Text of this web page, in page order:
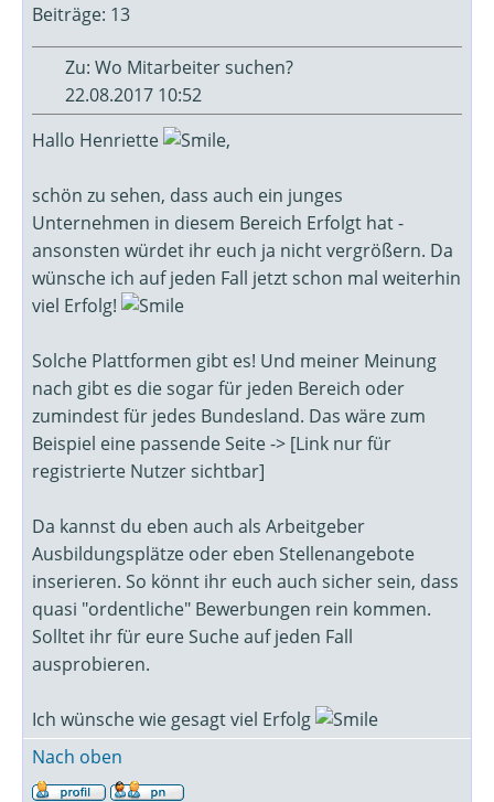
Beiträge: 13
Zu: Wo Mitarbeiter suchen?
22.08.2017 10:52
Hallo Henriette
,
schön zu sehen, dass auch ein junges
Unternehmen in diesem Bereich Erfolgt hat -
ansonsten würdet ihr euch ja nicht vergrößern. Da
wünsche ich auf jeden Fall jetzt schon mal weiterhin
viel Erfolg!
Solche Plattformen gibt es! Und meiner Meinung
nach gibt es die sogar für jeden Bereich oder
zumindest für jedes Bundesland. Das wäre zum
Beispiel eine passende Seite -> [Link nur für
registrierte Nutzer sichtbar]
Da kannst du eben auch als Arbeitgeber
Ausbildungsplätze oder eben Stellenangebote
inserieren. So könnt ihr euch auch sicher sein, dass
quasi "ordentliche" Bewerbungen rein kommen.
Solltet ihr für eure Suche auf jeden Fall
ausprobieren.
Ich wünsche wie gesagt viel Erfolg
Nach oben